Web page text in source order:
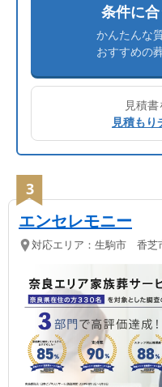
条件に
かんたんな
おすすめの
見積
見積もり
3
エンセレモニー
対応エリア： 生駒市 香